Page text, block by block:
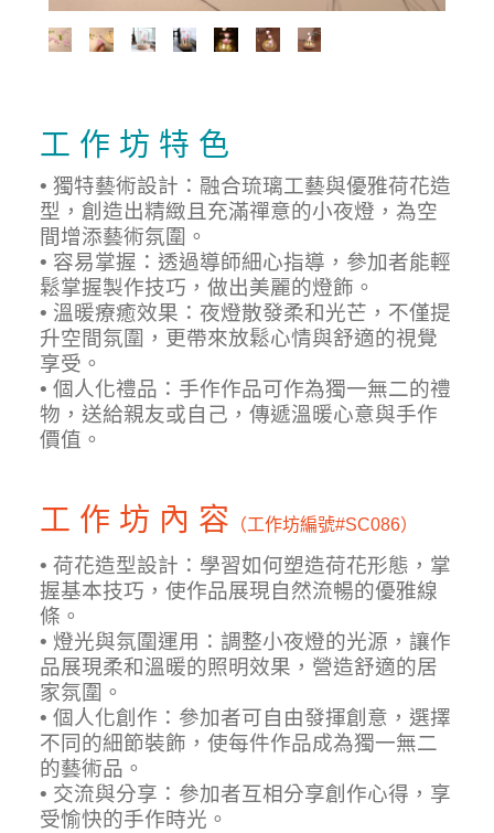
工 作 坊 特 色
• 獨特藝術設計：融合琉璃工藝與優雅荷花造
型，創造出精緻且充滿禪意的小夜燈，為空
間增添藝術氛圍。
• 容易掌握：透過導師細心指導，參加者能輕
鬆掌握製作技巧，做出美麗的燈飾。
• 溫暖療癒效果：夜燈散發柔和光芒，不僅提
升空間氛圍，更帶來放鬆心情與舒適的視覺
享受。
• 個人化禮品：手作作品可作為獨一無二的禮
物，送給親友或自己，傳遞溫暖心意與手作
價值。
工 作 坊 內 容 （工作坊編號#SC086）
• 荷花造型設計：學習如何塑造荷花形態，掌
握基本技巧，使作品展現自然流暢的優雅線
條。
• 燈光與氛圍運用：調整小夜燈的光源，讓作
品展現柔和溫暖的照明效果，營造舒適的居
家氛圍。
• 個人化創作：參加者可自由發揮創意，選擇
不同的細節裝飾，使每件作品成為獨一無二
的藝術品。
• 交流與分享：參加者互相分享創作心得，享
受愉快的手作時光。